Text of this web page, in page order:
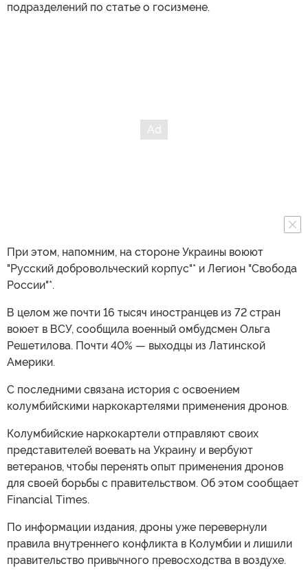
подразделений по статье о госизмене.
При этом, напомним, на стороне Украины воюют
"Русский добровольческий корпус"* и Легион "Свобода
России"*.
В целом же почти 16 тысяч иностранцев из 72 стран
воюет в ВСУ, сообщила военный омбудсмен Ольга
Решетилова. Почти 40% — выходцы из Латинской
Америки.
С последними связана история с освоением
колумбийскими наркокартелями применения дронов.
Колумбийские наркокартели отправляют своих
представителей воевать на Украину и вербуют
ветеранов, чтобы перенять опыт применения дронов
для своей борьбы с правительством. Об этом сообщает
Financial Times.
По информации издания, дроны уже перевернули
правила внутреннего конфликта в Колумбии и лишили
правительство привычного превосходства в воздухе.